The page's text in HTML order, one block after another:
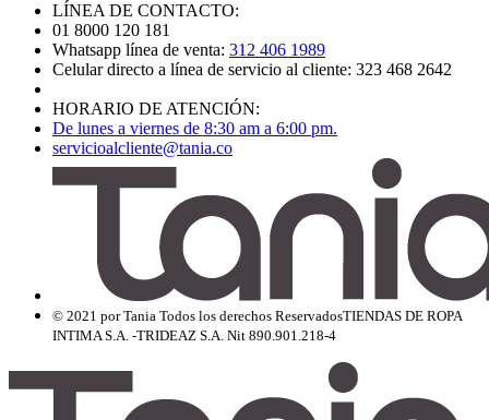
LÍNEA DE CONTACTO:
01 8000 120 181
Whatsapp línea de venta: 312 406 1989
Celular directo a línea de servicio al cliente: 323 468 2642
HORARIO DE ATENCIÓN:
De lunes a viernes de 8:30 am a 6:00 pm.
servicioalcliente@tania.co
© 2021 por Tania Todos los derechos ReservadosTIENDAS DE ROPA
INTIMA S.A. -TRIDEAZ S.A. Nit 890.901.218-4